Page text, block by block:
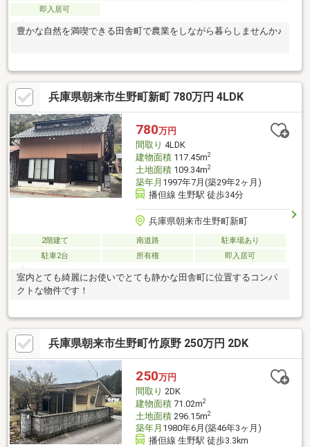
即入居可
豊かな自然を満喫できる田舎町で農業をしながら暮らしませんか♪
兵庫県朝来市生野町新町 780万円 4LDK
780万円
間取り 4LDK
建物面積117.45m2
土地面積109.34m2
築年月 1997年7月(築29年2ヶ月)
播但線 生野駅 徒歩34分
兵庫県朝来市生野町新町
2階建て 南道路
駐車場あり
駐車2台
所有権 即入居可
室内とても綺麗にお使いでとても静かな田舎町に位置するコンパ
クトな物件です！
兵庫県朝来市生野町竹原野 250万円 2DK
250万円
間取り 2DK
建物面積71.02m2
土地面積296.15m2
築年月 1980年6月(築46年3ヶ月)
播但線 生野駅 徒歩3.3km